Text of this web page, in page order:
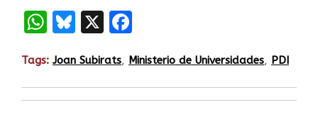
WhatsApp
Bluesky
X
Tags: Joan Subirats, Ministerio de Universidades, PDI